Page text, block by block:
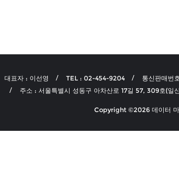
대표자 : 이선영 TEL : 02-454-9204
통신판매번
주소 : 서울특별시 성동구 아차산로 17길 57, 309호(일
Copyright ©2026 데이터 마